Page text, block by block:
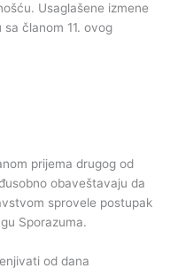
Usaglašene izmene
članom 11. ovog
prijema drugog od
obaveštavaju da
sprovele postupak
Sporazuma.
od dana